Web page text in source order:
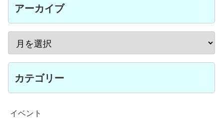
アーカイブ
カテゴリー
イベント